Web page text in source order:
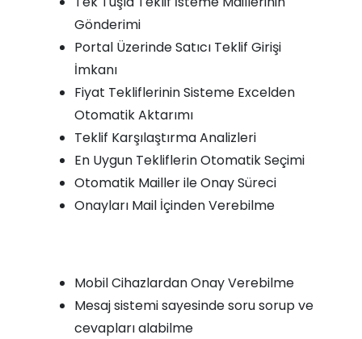
Gönderimi
Portal Üzerinde Satıcı Teklif Girişi
İmkanı
Fiyat Tekliflerinin Sisteme Excelden
Otomatik Aktarımı
Teklif Karşılaştırma Analizleri
En Uygun Tekliflerin Otomatik Seçimi
Otomatik Mailler ile Onay Süreci
Onayları Mail İçinden Verebilme
Mobil Cihazlardan Onay Verebilme
Mesaj sistemi sayesinde soru sorup ve
cevapları alabilme